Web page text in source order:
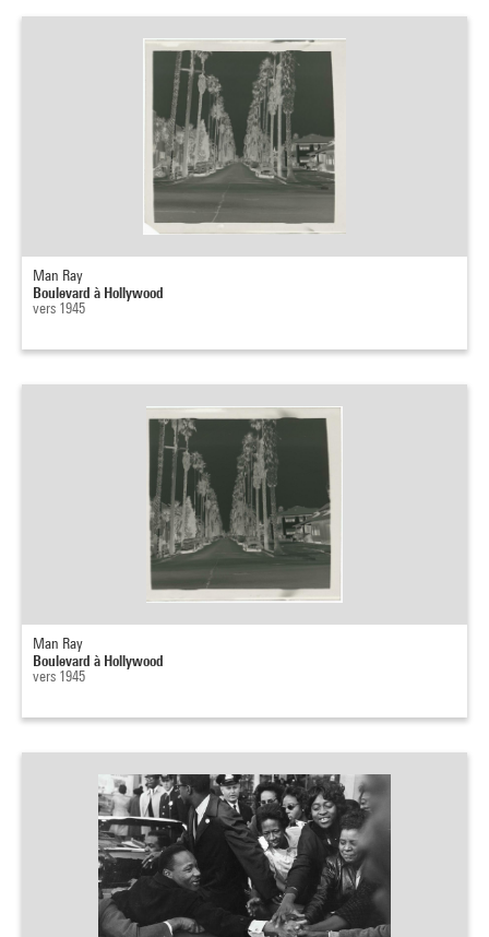
Man Ray
Boulevard à Hollywood
vers 1945
Man Ray
Boulevard à Hollywood
vers 1945